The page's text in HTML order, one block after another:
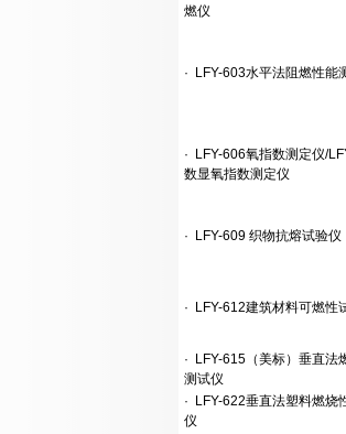
燃仪
· LFY-603水平法阻燃性能
· LFY-606氧指数测定仪/
数显氧指数测定仪
· LFY-609 织物抗熔试验仪
· LFY-612建筑材料可燃性
· LFY-615（美标）垂直法
测试仪
· LFY-622垂直法塑料燃烧
仪